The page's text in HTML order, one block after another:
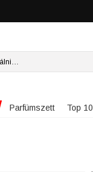
Parfümszett Top 10